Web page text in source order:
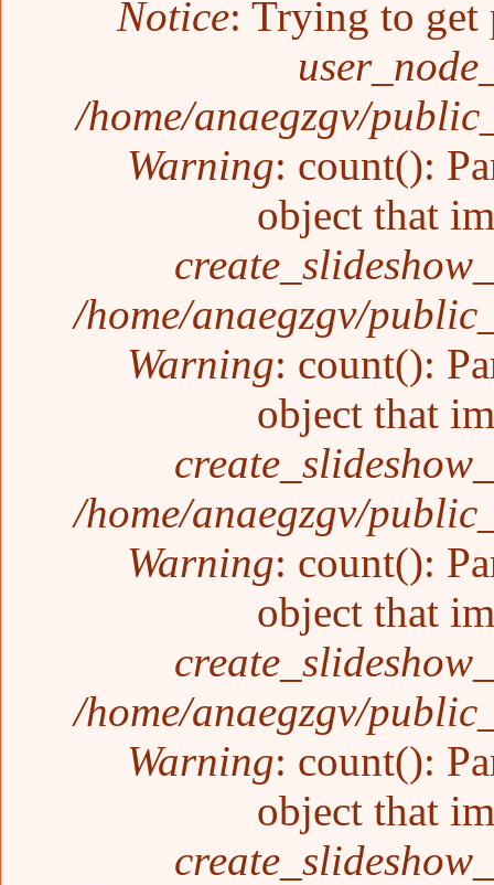
Notice: Trying to get
/home/anaegzgv/
Warning: count():
object that
/home/anaegzgv/
Warning: count():
object that
/home/anaegzgv/
Warning: count():
object that
/home/anaegzgv/
Warning: count():
object that